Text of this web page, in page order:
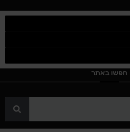
חפשו באתר